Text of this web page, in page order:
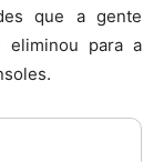
que a gente
eliminou para a